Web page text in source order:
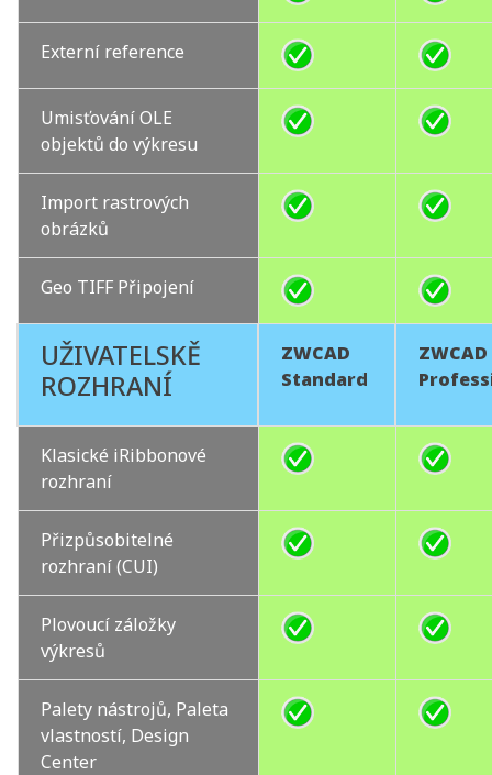
Externí reference
Umisťování OLE
objektů do výkresu
Import rastrových
obrázků
Geo TIFF Připojení
UŽIVATELSKĚ
ROZHRANÍ
ZWCAD
Standard
ZWCAD
Klasické iRibbonové
rozhraní
Přizpůsobitelné
rozhraní (CUI)
Plovoucí záložky
výkresů
Palety nástrojů, Paleta
vlastností, Design
Center